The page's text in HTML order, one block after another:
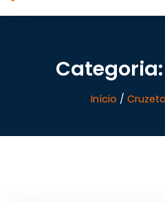
Início / Cruzeta